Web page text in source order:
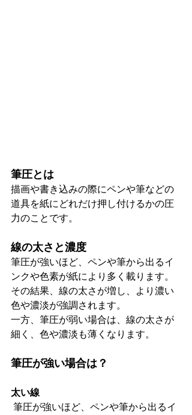
筆圧とは
描画や書き込みの際にペンや筆などの
道具を紙にどれだけ押し付けるかの圧
力のことです。
線の太さと濃度
筆圧が強いほど、ペンや筆から出るイ
ンクや色素が紙により多く載ります。
その結果、線の太さが増し、より濃い
色や濃淡が強調されます。
一方、筆圧が弱い場合は、線の太さが
細く、色や濃淡も薄くなります。
筆圧が強い場合は？
太い線